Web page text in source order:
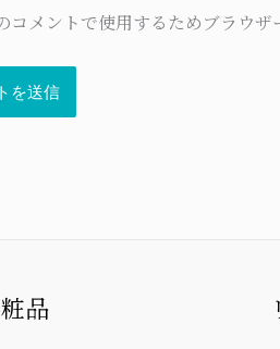
コメントで使用するためブラウザ
品